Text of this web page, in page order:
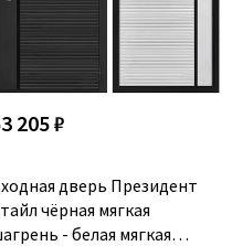
205 ₽
дверь Президент
чёрная мягкая
- белая мягкая